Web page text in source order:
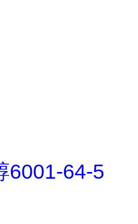
6001-64-5